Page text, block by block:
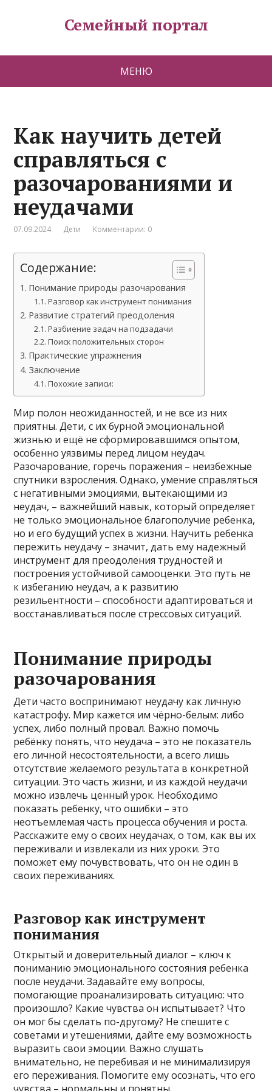
Семейный портал
МЕНЮ
Как научить детей
справляться с
разочарованиями и
неудачами
07.09.2024 Дети Комментарии: 0
Содержание:
Понимание природы разочарования
Разговор как инструмент понимания
Развитие стратегий преодоления
Разбиение задач на подзадачи
Поиск положительных сторон
Практические упражнения
Заключение
Похожие записи:
Мир полон неожиданностей, и не все из них
приятны. Дети, с их бурной эмоциональной
жизнью и ещё не сформировавшимся опытом,
особенно уязвимы перед лицом неудач.
Разочарование, горечь поражения – неизбежные
спутники взросления. Однако, умение справляться
с негативными эмоциями, вытекающими из
неудач, – важнейший навык, который определяет
не только эмоциональное благополучие ребенка,
но и его будущий успех в жизни. Научить ребенка
пережить неудачу – значит, дать ему надежный
инструмент для преодоления трудностей и
построения устойчивой самооценки. Это путь не
к избеганию неудач, а к развитию
резильентности – способности адаптироваться и
восстанавливаться после стрессовых ситуаций.
Понимание природы
разочарования
Дети часто воспринимают неудачу как личную
катастрофу. Мир кажется им чёрно-белым: либо
успех, либо полный провал. Важно помочь
ребёнку понять, что неудача – это не показатель
его личной несостоятельности, а всего лишь
отсутствие желаемого результата в конкретной
ситуации. Это часть жизни, и из каждой неудачи
можно извлечь ценный урок. Необходимо
показать ребенку, что ошибки – это
неотъемлемая часть процесса обучения и роста.
Расскажите ему о своих неудачах, о том, как вы их
переживали и извлекали из них уроки. Это
поможет ему почувствовать, что он не один в
своих переживаниях.
Разговор как инструмент
понимания
Открытый и доверительный диалог – ключ к
пониманию эмоционального состояния ребенка
после неудачи. Задавайте ему вопросы,
помогающие проанализировать ситуацию: что
произошло? Какие чувства он испытывает? Что
он мог бы сделать по-другому? Не спешите с
советами и утешениями, дайте ему возможность
выразить свои эмоции. Важно слушать
внимательно, не перебивая и не минимализируя
его переживания. Помогите ему осознать, что его